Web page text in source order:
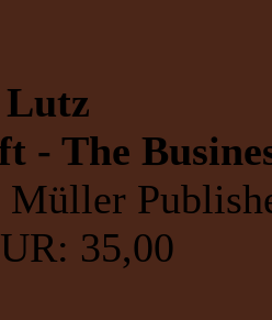
- The
Müller
35,00